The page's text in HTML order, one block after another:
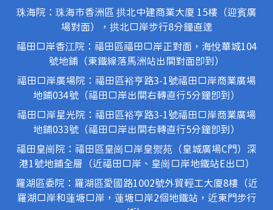
珠海院：珠海市香洲區 拱北中建商業大廈 15樓（迎賓廣
場對面），拱北口岸步行8分鐘直達
福田口岸香江院：福田區福田口岸正對面，海悅華城104
號地鋪（東鐵線落馬洲站出關對面即到）
福田口岸廣場院：福田區裕亨路3-1號福田口岸商業廣場
地鋪034號（福田口岸出關右轉直行5分鐘即到）
福田口岸星光院：福田區裕亨路3-1號福田口岸商業廣場
地鋪033號（福田口岸出關右轉直行5分鐘即到）
福田皇崗院：福田區皇崗口岸皇禦苑（皇城廣場C門）深
港1號地鋪全層（近福田口岸、皇崗口岸地鐵站E出口）
羅湖區委院：羅湖區愛國路1002號外貿輕工大廈8樓（近
羅湖口岸和蓮塘口岸，蓮塘口岸2個地鐵站，近東門步行